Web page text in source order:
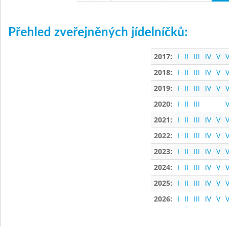
Přehled zveřejněných jídelníčků:
2017: I II III IV V
2018:
I II III IV V
2019:
I II III IV V
2020:
I II III
2021:
I II III IV V
2022:
I II III IV V
2023:
I II III IV V
2024:
I II III IV V
2025:
I II III IV V
2026:
I II III IV V